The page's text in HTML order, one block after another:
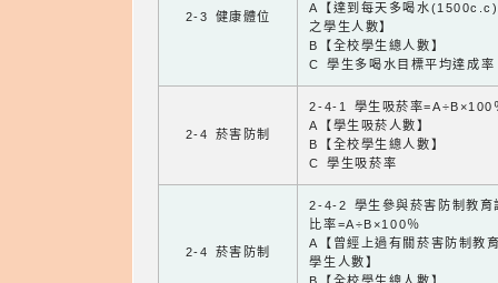
2-3 健康體位
A【達到每天多喝水
之學生人數】
B【全校學生總人數】
C 學生多喝水目標平均達成率
2-4 菸害防制
2-4-1 學生吸菸率=A÷B×100
A【學生吸菸人數】
B【全校學生總人數】
C 學生吸菸率
2-4 菸害防制
2-4-2 學生參與菸害防制教育
比率=A÷B×100％
A【曾經上過有關菸害防制教
學生人數】